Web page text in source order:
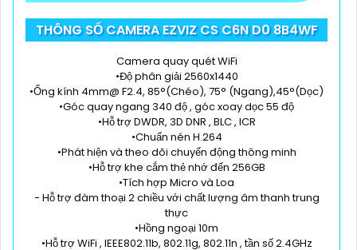
THÔNG SỐ CAMERA EZVIZ CS C6N D0 8B4WF
Camera quay quét WiFi
•Độ phân giải 2560x1440
•Ống kính 4mm@ F2.4, 85°(Chéo), 75° (Ngang),45°(Dọc)
•Góc quay ngang 340 độ , góc xoay dọc 55 độ
•Hỗ trợ DWDR, 3D DNR , BLC , ICR
•Chuấn nén H.264
•Phát hiện và theo dõi chuyển động thông minh
•Hỗ trợ khe cắm thẻ nhớ đến 256GB
•Tích hợp Micro và Loa
- Hỗ trợ đàm thoại 2 chiều với chất lượng âm thanh trung
thực
•Hồng ngoại 10m
•Hỗ trợ WiFi , IEEE802.11b, 802.11g, 802.11n , tần số 2.4GHz